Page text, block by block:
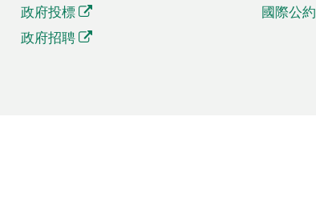
政府投標
政府招聘
國際公約